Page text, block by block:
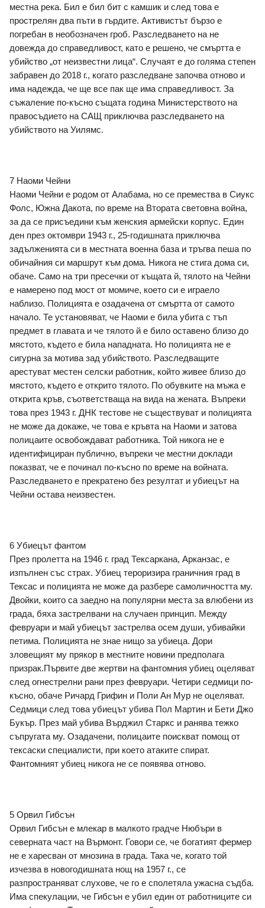
местна река. Бил е бил бит с камшик и след това е
прострелян два пъти в гърдите. Активистът бързо е
погребан в необозначен гроб. Разследването на не
довежда до справедливост, като е решено, че смъртта е
убийство „от неизвестни лица“. Случаят е до голяма степен
забравен до 2018 г., когато разследване започва отново и
има надежда, че ще все пак ще има справедливост. За
съжаление по-късно същата година Министерството на
правосъдието на САЩ приключва разследването на
убийството на Уилямс.
7 Наоми Чейни
Наоми Чейни е родом от Алабама, но се премества в Сиукс
Фолс, Южна Дакота, по време на Втората световна война,
за да се присъедини към женския армейски корпус. Един
ден през октомври 1943 г., 25-годишната приключва
задълженията си в местната военна база и тръгва пеша по
обичайния си маршрут към дома. Никога не стига дома си,
обаче. Само на три пресечки от къщата й, тялото на Чейни
е намерено под мост от момиче, което си е играело
наблизо. Полицията е озадачена от смъртта от самото
начало. Те установяват, че Наоми е била убита с тъп
предмет в главата и че тялото й е било оставено близо до
мястото, където е била нападната. Но полицията не е
сигурна за мотива зад убийството. Разследващите
арестуват местен селски работник, който живее близо до
мястото, където е открито тялото. По обувките на мъжа е
открита кръв, съответстваща на вида на жената. Въпреки
това през 1943 г. ДНК тестове не съществуват и полицията
не може да докаже, че това е кръвта на Наоми и затова
полицаите освобождават работника. Той никога не е
идентифициран публично, въпреки че местни доклади
показват, че е починал по-късно по време на войната.
Разследването е прекратено без резултат и убиецът на
Чейни остава неизвестен.
6 Убиецът фантом
През пролетта на 1946 г. град Тексаркана, Арканзас, е
изпълнен със страх. Убиец тероризира граничния град в
Тексас и полицията не може да разбере самоличността му.
Двойки, които са заедно на популярни места за влюбени из
града, бяха застрелвани на случаен принцип. Между
февруари и май убиецът застрелва осем души, убивайки
петима. Полицията не знае нищо за убиеца. Дори
зловещият му прякор в местните новини предполага
призрак.Първите две жертви на фантомния убиец оцеляват
след огнестрелни рани през февруари. Четири седмици по-
късно, обаче Ричард Грифин и Поли Ан Мур не оцеляват.
Седмици след това убиецът убива Пол Мартин и Бети Джо
Букър. През май убива Върджил Старкс и ранява тежко
съпругата му. Озадачени, полицаите поискват помощ от
тексаски специалисти, при което атаките спират.
Фантомният убиец никога не се появява отново.
5 Орвил Гибсън
Орвил Гибсън е млекар в малкото градче Нюбъри в
северната част на Върмонт. Говори се, че богатият фермер
не е харесван от мнозина в града. Така че, когато той
изчезва в новогодишната нощ на 1957 г., се
разпространяват слухове, че го е сполетяла ужасна съдба.
Има спекулации, че Гибсън е убил един от работниците си